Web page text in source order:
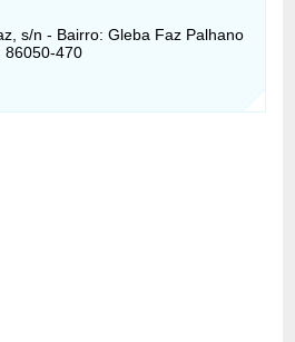
s/n - Bairro: Gleba Faz Palhano
86050-470